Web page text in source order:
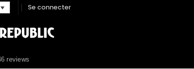
Se connecter
reviews